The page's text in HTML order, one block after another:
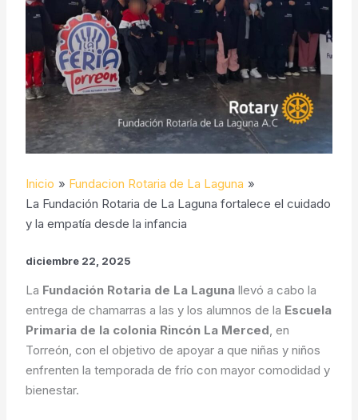
Inicio
Fundacion Rotaria de La Laguna
La Fundación Rotaria de La Laguna fortalece el cuidado
y la empatía desde la infancia
diciembre 22, 2025
La Fundación Rotaria de La Laguna llevó a cabo la
entrega de chamarras a las y los alumnos de la Escuela
Primaria de la colonia Rincón La Merced, en
Torreón, con el objetivo de apoyar a que niñas y niños
enfrenten la temporada de frío con mayor comodidad y
bienestar.